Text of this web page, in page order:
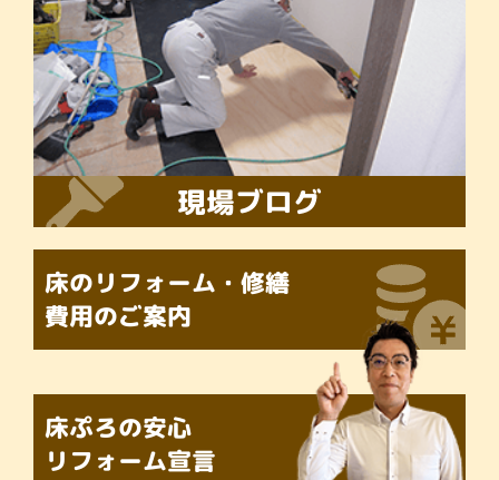
現場ブログ
床のリフォーム・修繕
費用のご案内
床ぷろの安心
リフォーム宣言